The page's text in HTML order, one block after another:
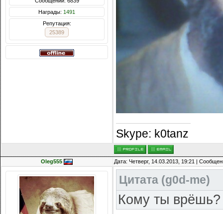
Награды: 1491
Репутация:
25389
Skype: k0tanz
Oleg555 Дата: Четверг, 14.03.2013, 19:21 |
Цитата (g0d-me)
Кому ты